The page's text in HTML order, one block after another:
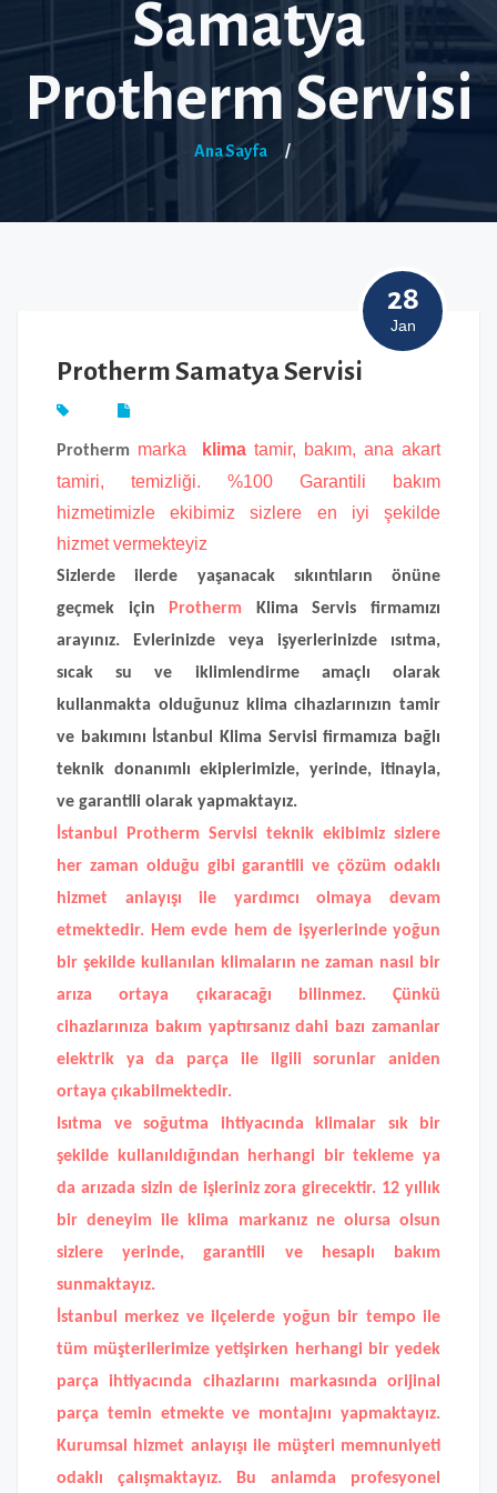
Samatya
Protherm Servisi
Ana Sayfa /
28
Jan
Protherm Samatya Servisi
Protherm marka klima tamir, bakım, ana akart
tamiri, temizliği. %100 Garantili bakım
hizmetimizle ekibimiz sizlere en iyi şekilde
hizmet vermekteyiz
Sizlerde ilerde yaşanacak sıkıntıların önüne
geçmek için
Protherm
Klima Servis firmamızı
arayınız. Evlerinizde veya işyerlerinizde ısıtma,
sıcak su ve iklimlendirme amaçlı olarak
kullanmakta olduğunuz klima cihazlarınızın tamir
ve bakımını İstanbul Klima Servisi firmamıza bağlı
teknik donanımlı ekiplerimizle, yerinde, itinayla,
ve garantili olarak yapmaktayız.
İstanbul Protherm Servisi teknik ekibimiz sizlere
her zaman olduğu gibi garantili ve çözüm odaklı
hizmet anlayışı ile yardımcı olmaya devam
etmektedir. Hem evde hem de işyerlerinde yoğun
bir şekilde kullanılan klimaların ne zaman nasıl bir
arıza ortaya çıkaracağı bilinmez. Çünkü
cihazlarınıza bakım yaptırsanız dahi bazı zamanlar
elektrik ya da parça ile ilgili sorunlar aniden
ortaya çıkabilmektedir.
Isıtma ve soğutma ihtiyacında klimalar sık bir
şekilde kullanıldığından herhangi bir tekleme ya
da arızada sizin de işleriniz zora girecektir. 12 yıllık
bir deneyim ile klima markanız ne olursa olsun
sizlere yerinde, garantili ve hesaplı bakım
sunmaktayız.
İstanbul merkez ve ilçelerde yoğun bir tempo ile
tüm müşterilerimize yetişirken herhangi bir yedek
parça ihtiyacında cihazlarını markasında orijinal
parça temin etmekte ve montajını yapmaktayız.
Kurumsal hizmet anlayışı ile müşteri memnuniyeti
odaklı çalışmaktayız. Bu anlamda profesyonel